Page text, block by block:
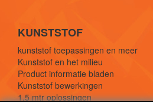
KUNSTSTOF
kunststof toepassingen en meer
Kunststof en het milieu
Product informatie bladen
Kunststof bewerkingen
1,5 mtr oplossingen